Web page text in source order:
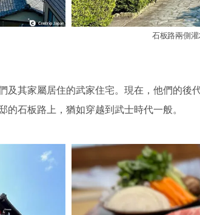
石板路兩側
及其家屬居住的武家住宅。現在，他們的後
石板路上，猶如穿越到武士時代一般。